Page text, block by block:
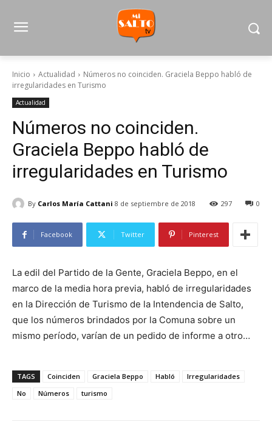
Inicio Actualidad
Números no coinciden. Graciela Beppo habló de
irregularidades en Turismo
Actualidad
Números no coinciden.
Graciela Beppo habló de
irregularidades en Turismo
By Carlos María Cattani 8 de septiembre de 2018 0
297
Facebook Twitter Pinterest
La edil del Partido de la Gente, Graciela Beppo, en el
marco de la media hora previa, habló de irregularidades
en la Dirección de Turismo de la Intendencia de Salto,
que los números brindados por la Comuna sobre un
mismo período, varían de un pedido de informe a otro…
TAGS Coinciden Graciela Beppo Habló
Irregularidades
No
Números turismo